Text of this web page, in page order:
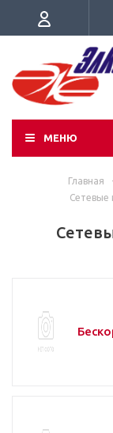
МЕНЮ
Главная
Сетевые